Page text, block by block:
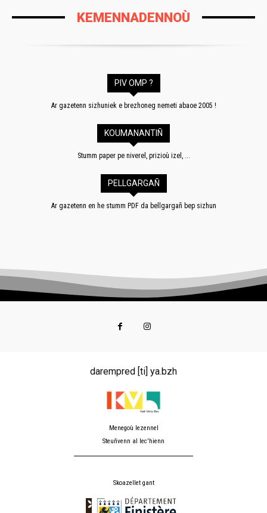
KEMENNADENNOÙ
PIV OMP ?
Ar gazetenn sizhuniek e brezhoneg nemeti abaoe 2005 !
KOUMANANTIÑ
Stumm paper pe niverel, prizioù izel, ...
PELLGARGAÑ
Ar gazetenn en he stumm PDF da bellgargañ bep sizhun
darempred [ti] ya.bzh
Menegoù lezennel
Steuñvenn al lec'hienn
Skoazellet gant